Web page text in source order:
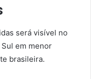
será visível no
em menor
brasileira.